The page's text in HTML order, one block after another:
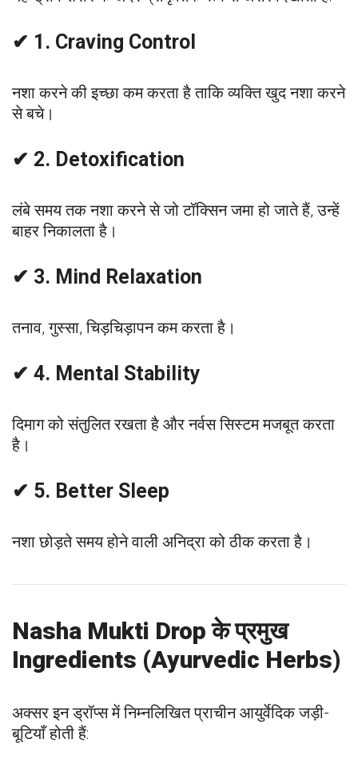
✔ 1. Craving Control
नशा करने की इच्छा कम करता है ताकि व्यक्ति खुद नशा करने
से बचे।
✔ 2. Detoxification
लंबे समय तक नशा करने से जो टॉक्सिन जमा हो जाते हैं, उन्हें
बाहर निकालता है।
✔ 3. Mind Relaxation
तनाव, गुस्सा, चिड़चिड़ापन कम करता है।
✔ 4. Mental Stability
दिमाग को संतुलित रखता है और नर्वस सिस्टम मजबूत करता
है।
✔ 5. Better Sleep
नशा छोड़ते समय होने वाली अनिद्रा को ठीक करता है।
Nasha Mukti Drop के प्रमुख
Ingredients (Ayurvedic Herbs)
अक्सर इन ड्रॉप्स में निम्नलिखित प्राचीन आयुर्वेदिक जड़ी-
बूटियाँ होती हैं: